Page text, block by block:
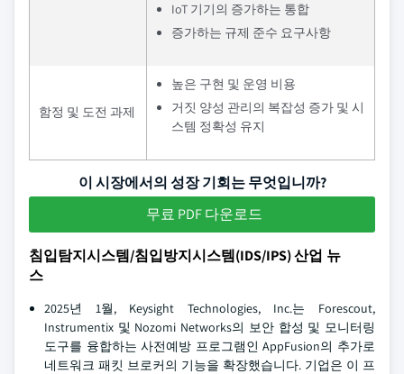
IoT 기기의 증가하는 통합
증가하는 규제 준수 요구사항
함정 및 도전 과제
높은 구현 및 운영 비용
거짓 양성 관리의 복잡성 증가 및 시
스템 정확성 유지
이 시장에서의 성장 기회는 무엇입니까?
무료 PDF 다운로드
침입탐지시스템/침입방지시스템(IDS/IPS) 산업 뉴
스
2025년 1월, Keysight Technologies, Inc.는 Forescout,
Instrumentix 및 Nozomi Networks의 보안 합성 및 모니터링
도구를 융합하는 사전예방 프로그램인 AppFusion의 추가로
네트워크 패킷 브로커의 기능을 확장했습니다. 기업은 이 프